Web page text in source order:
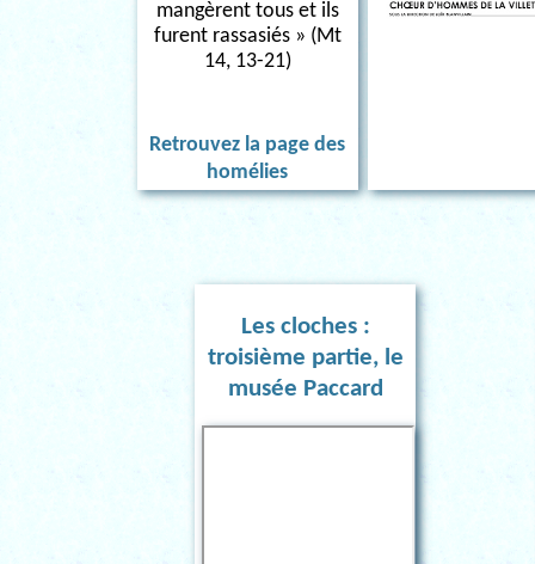
mangèrent tous et ils
furent rassasiés » (Mt
14, 13-21)
Retrouvez la page des
homélies
Les cloches :
troisième partie, le
musée Paccard